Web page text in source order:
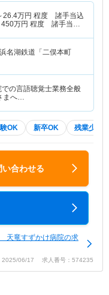
26.4万円 程度 諸手当込
450万円 程度 諸手当・
名湖鉄道「二俣本町
での言語聴覚士業務全般
まへ…
OK 新卒OK 残業少な
合わせる
天竜すずかけ病院の求
2025/06/17 求人番号：574235